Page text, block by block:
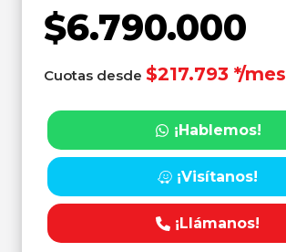
$6.790.000
Cuotas desde $217.793 */mes
¡Hablemos!
¡Visítanos!
¡Llámanos!